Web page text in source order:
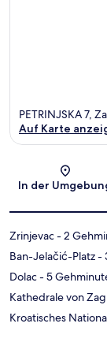
PETRINJSKA 7,
Auf Karte
In der
Zrinjevac- 2
Ban-Jelačić-Platz-
Dolac- 5
Kathedrale von
Kroatisches